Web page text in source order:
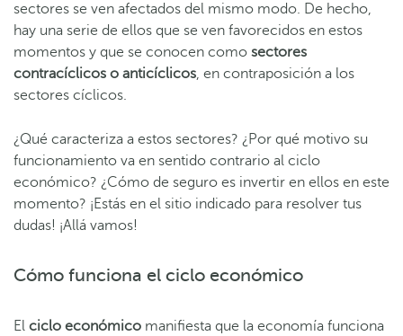
sectores se ven afectados del mismo modo. De hecho,
hay una serie de ellos que se ven favorecidos en estos
momentos y que se conocen como sectores
contracíclicos o anticíclicos, en contraposición a los
sectores cíclicos.
¿Qué caracteriza a estos sectores? ¿Por qué motivo su
funcionamiento va en sentido contrario al ciclo
económico? ¿Cómo de seguro es invertir en ellos en este
momento? ¡Estás en el sitio indicado para resolver tus
dudas! ¡Allá vamos!
Cómo funciona el ciclo económico
El ciclo económico manifiesta que la economía funciona